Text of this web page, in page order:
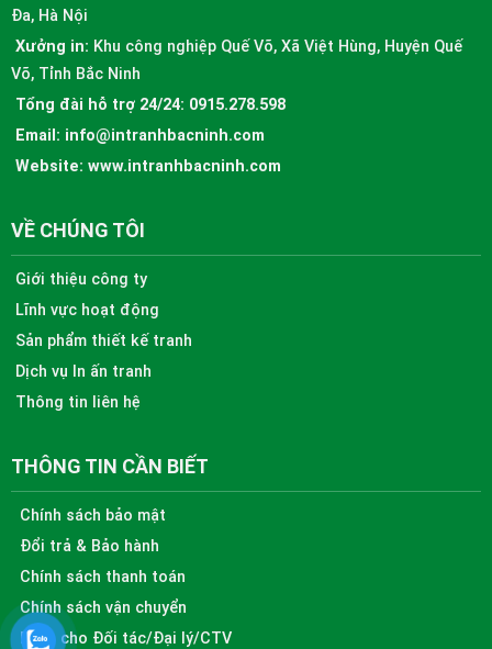
Đa, Hà Nội
Xưởng in: Khu công nghiệp Quế Võ, Xã Việt Hùng, Huyện Quế
Võ, Tỉnh Bắc Ninh
Tổng đài hỗ trợ 24/24: 0915.278.598
Email: info@intranhbacninh.com
Website: www.intranhbacninh.com
VỀ CHÚNG TÔI
Giới thiệu công ty
Lĩnh vực hoạt động
Sản phẩm thiết kế tranh
Dịch vụ In ấn tranh
Thông tin liên hệ
THÔNG TIN CẦN BIẾT
Chính sách bảo mật
Đổi trả & Bảo hành
Chính sách thanh toán
Chính sách vận chuyển
Dành cho Đối tác/Đại lý/CTV